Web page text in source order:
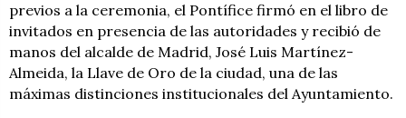
previos a la ceremonia, el Pontífice firmó en el libro de
invitados en presencia de las autoridades y recibió de
manos del alcalde de Madrid, José Luis Martínez-
Almeida, la Llave de Oro de la ciudad, una de las
máximas distinciones institucionales del Ayuntamiento.